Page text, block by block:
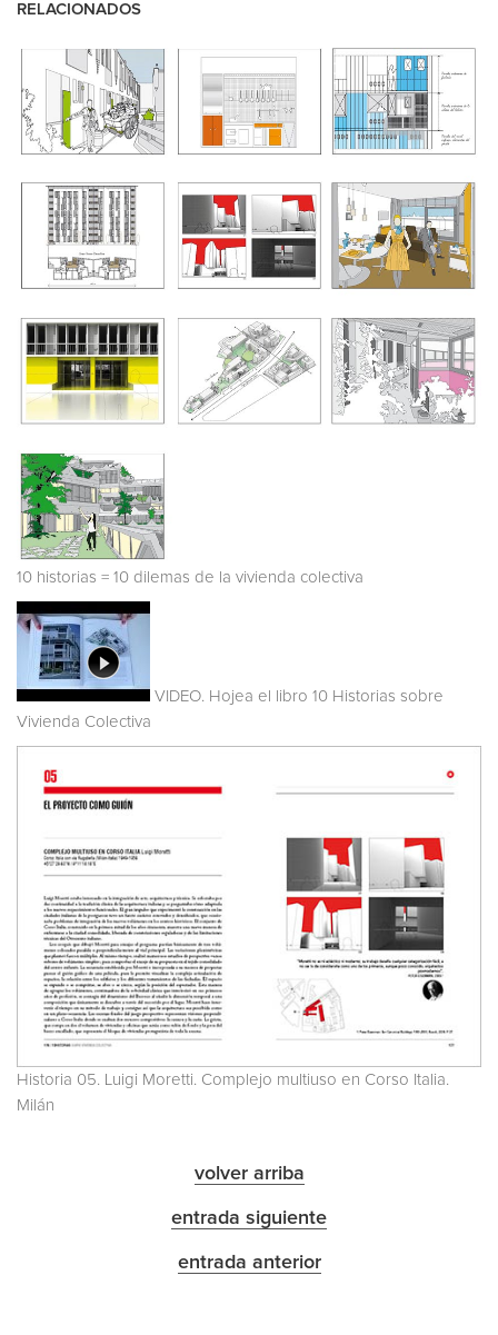
RELACIONADOS
10 historias = 10 dilemas de la vivienda colectiva
VIDEO. Hojea el libro 10 Historias sobre
Vivienda Colectiva
Historia 05. Luigi Moretti. Complejo multiuso en Corso Italia.
Milán
volver arriba
entrada siguiente
entrada anterior